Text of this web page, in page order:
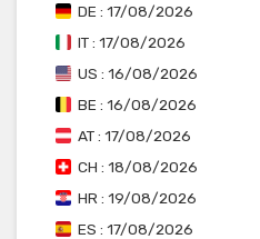
DE : 17/08/2026
IT : 17/08/2026
US : 16/08/2026
BE : 16/08/2026
AT : 17/08/2026
CH : 18/08/2026
HR : 19/08/2026
ES : 17/08/2026